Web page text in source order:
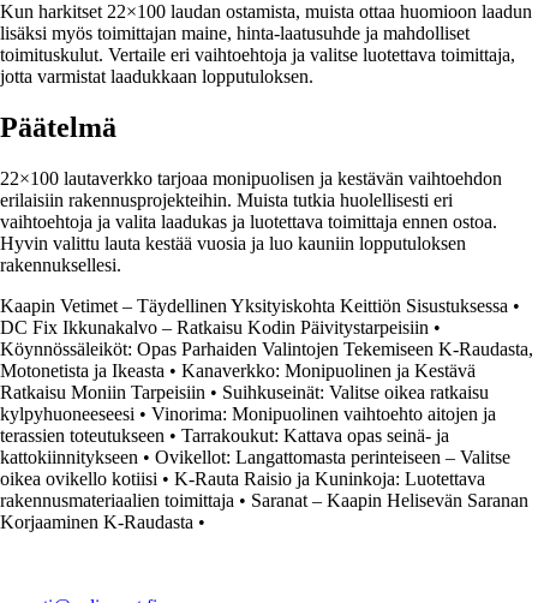
Kun harkitset 22×100 laudan ostamista, muista ottaa huomioon laadun
lisäksi myös toimittajan maine, hinta-laatusuhde ja mahdolliset
toimituskulut. Vertaile eri vaihtoehtoja ja valitse luotettava toimittaja,
jotta varmistat laadukkaan lopputuloksen.
Päätelmä
22×100 lautaverkko tarjoaa monipuolisen ja kestävän vaihtoehdon
erilaisiin rakennusprojekteihin. Muista tutkia huolellisesti eri
vaihtoehtoja ja valita laadukas ja luotettava toimittaja ennen ostoa.
Hyvin valittu lauta kestää vuosia ja luo kauniin lopputuloksen
rakennuksellesi.
Kaapin Vetimet – Täydellinen Yksityiskohta Keittiön Sisustuksessa •
DC Fix Ikkunakalvo – Ratkaisu Kodin Päivitystarpeisiin •
Köynnössäleiköt: Opas Parhaiden Valintojen Tekemiseen K-Raudasta,
Motonetista ja Ikeasta • Kanaverkko: Monipuolinen ja Kestävä
Ratkaisu Moniin Tarpeisiin • Suihkuseinät: Valitse oikea ratkaisu
kylpyhuoneeseesi • Vinorima: Monipuolinen vaihtoehto aitojen ja
terassien toteutukseen • Tarrakoukut: Kattava opas seinä- ja
kattokiinnitykseen • Ovikellot: Langattomasta perinteiseen – Valitse
oikea ovikello kotiisi • K-Rauta Raisio ja Kuninkoja: Luotettava
rakennusmateriaalien toimittaja • Saranat – Kaapin Helisevän Saranan
Korjaaminen K-Raudasta •